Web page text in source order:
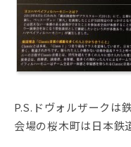
P.S.ドヴォルザークは
会場の桜木町は日本鉄